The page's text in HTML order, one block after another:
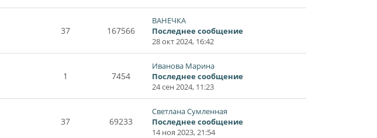
37 167566
ВАНЕЧКА
Последнее сообщение
28 окт 2024, 16:42
1 7454
Иванова Марина
Последнее сообщение
24 сен 2024, 11:23
37 69233
Светлана Сумленная
Последнее сообщение
14 ноя 2023, 21:54